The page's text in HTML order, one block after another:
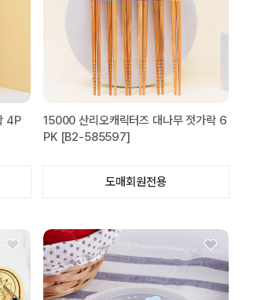
4P
15000 산리오캐릭터즈 대나무 젓가락 6
PK [B2-585597]
도매회원전용